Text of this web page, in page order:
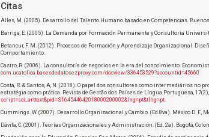
Citas
Alles, M. (2005). Desarrollo del Talento Humano basado en Competencias.
Barriga, E. (2005). La Demanda por Formación Permanente y Consultoría
Betancur, F. M. (2012). Procesos de Formación y Aprendizaje Organizacional.
Comportamiento.
Castro, R. (2006). La consultoría de negocios en la era del conocimiento.
com.ucatolica.basesdedatosezproxy.com/docview/336453529?accountid=45660
Costa, R. & Santos, A, N. (2018). O papel dos consultores como intermediários no
estratégia como prática. Revista de Gestão dos Países de Língua Portuguesa, 17(2),
script=sci_arttext&pid=S164544642018000200002&lng=pt&tlng=pt.
Cummings. W. (2007). Desarrollo Organizacional y Cambio. (Ed.8va). México D. F.,
Dávila, C. (2001). Teorías Organizacionales y Administración. (Ed. 2a). Bogotá,